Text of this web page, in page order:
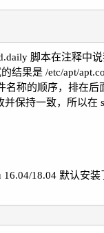
脚本在注释中
果是 /etc/apt/
称的顺序，排在
保持一致，所以在
18.04 默认安